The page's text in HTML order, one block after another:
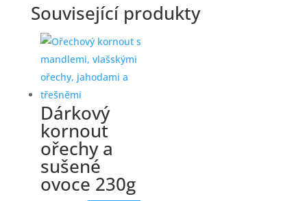
Související produkty
Dárkový
kornout
ořechy a
sušené
ovoce 230g